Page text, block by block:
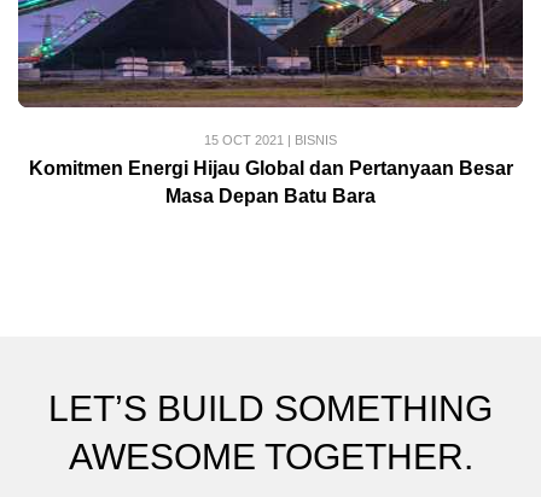
15 OCT 2021 | BISNIS
Komitmen Energi Hijau Global dan Pertanyaan Besar
Masa Depan Batu Bara
LET’S BUILD SOMETHING
AWESOME TOGETHER.